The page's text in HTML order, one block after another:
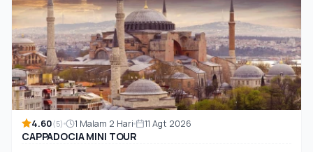
4.60(5) 1 Malam 2 Hari 11 Agt 2026
CAPPADOCIA MINI TOUR